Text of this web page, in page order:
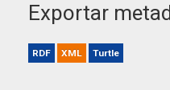
Exportar
RDF XML Turtle